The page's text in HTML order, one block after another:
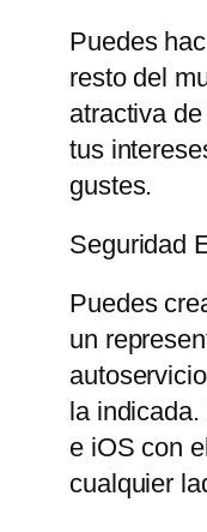
Puedes
resto del
atractiva
tus
gustes.
Seguridad
Puedes
un
la
e iOS con
cualquier